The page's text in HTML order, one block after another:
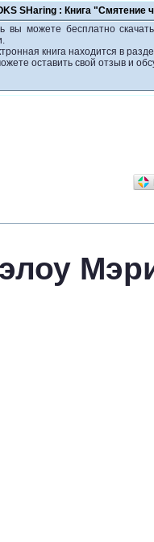
SHaring : Книга "Смятение
вы можете бесплатно
книга находится в
оставить свой отзыв и